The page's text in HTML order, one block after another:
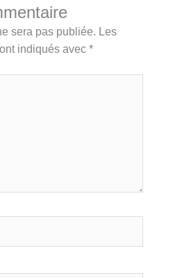
sera pas publiée. Les
indiqués avec *